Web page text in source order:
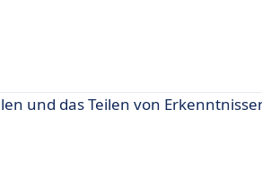
und das Teilen von